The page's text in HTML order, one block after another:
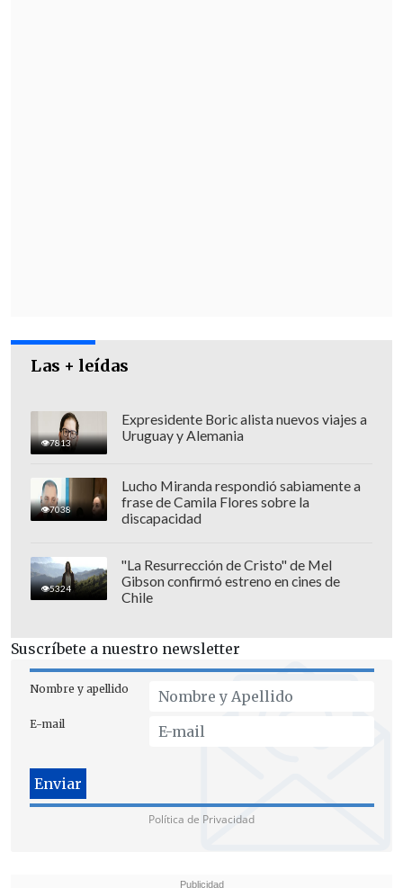
no será fácil, y mucho menos cuando el
plan de un villano oculto comience a
La cuarta temporada de la serie, titulada
"Soy Luna: Volver a rodar",
Disney+ el próximo 24 de julio.
Las + leídas
7813
Expresidente Boric alista nuevos viajes a
Uruguay y Alemania
7038
Lucho Miranda respondió sabiamente a
frase de Camila Flores sobre la
discapacidad
5324
"La Resurrección de Cristo" de Mel
Gibson confirmó estreno en cines de
Chile
Suscríbete a nuestro newsletter
Nombre y apellido
E-mail
Política de Privacidad